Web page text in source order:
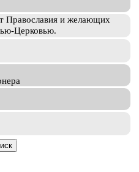
Православия и желающих
Церковью.